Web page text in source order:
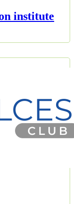
institute